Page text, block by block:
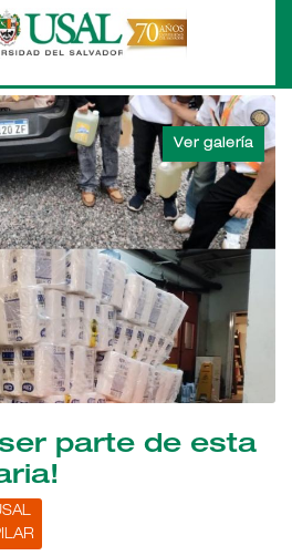
parte de esta